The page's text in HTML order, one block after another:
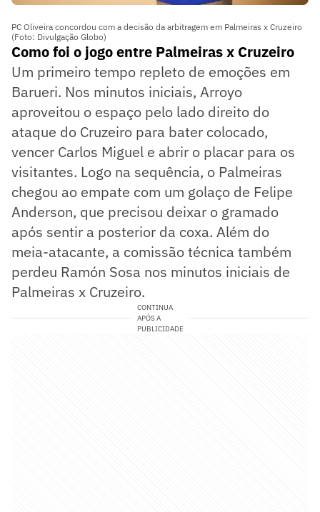
PC Oliveira concordou com a decisão da arbitragem em Palmeiras x Cruzeiro
(Foto: Divulgação Globo)
Como foi o jogo entre Palmeiras x Cruzeiro
Um primeiro tempo repleto de emoções em
Barueri. Nos minutos iniciais, Arroyo
aproveitou o espaço pelo lado direito do
ataque do Cruzeiro para bater colocado,
vencer Carlos Miguel e abrir o placar para os
visitantes. Logo na sequência, o Palmeiras
chegou ao empate com um golaço de Felipe
Anderson, que precisou deixar o gramado
após sentir a posterior da coxa. Além do
meia-atacante, a comissão técnica também
perdeu Ramón Sosa nos minutos iniciais de
Palmeiras x Cruzeiro.
CONTINUA
APÓS A
PUBLICIDADE